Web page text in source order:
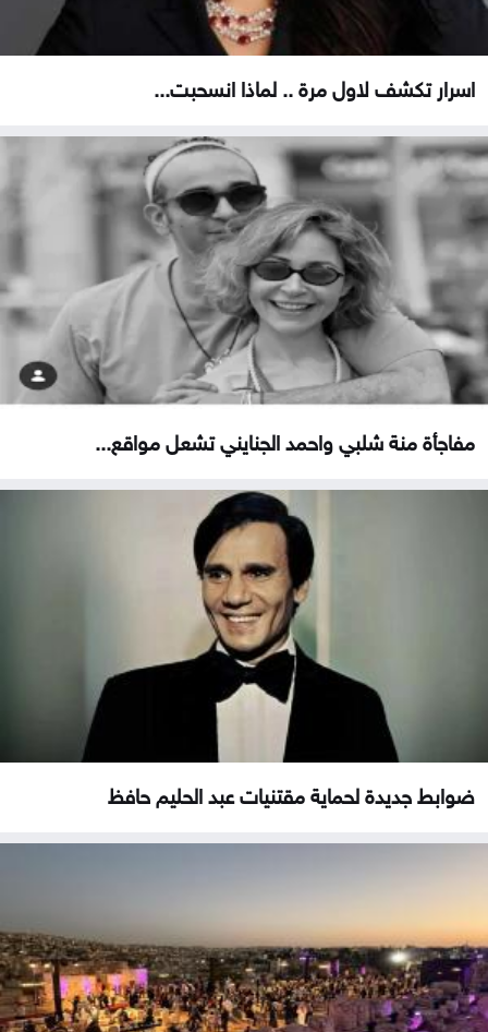
اسرار تكشف لاول مرة .. لماذا انسحبت...
مفاجأة منة شلبي واحمد الجنايني تشعل مواقع...
ضوابط جديدة لحماية مقتنيات عبد الحليم حافظ